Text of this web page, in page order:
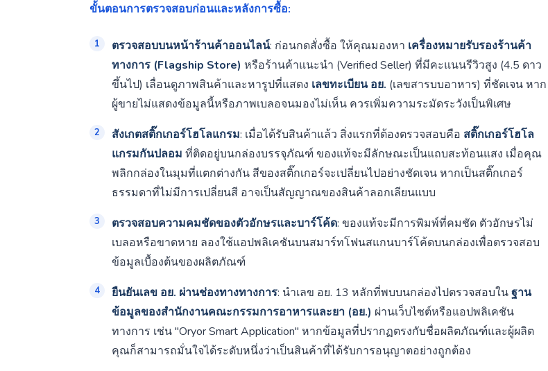
ขั้นตอนการตรวจสอบก่อนและหลังการซื้อ:
ตรวจสอบบนหน้าร้านค้าออนไลน์: ก่อนกดสั่งซื้อ ให้คุณมองหา เครื่องหมายรับรองร้านค้า
ทางการ (Flagship Store) หรือร้านค้าแนะนำ (Verified Seller) ที่มีคะแนนรีวิวสูง (4.5 ดาว
ขึ้นไป) เลื่อนดูภาพสินค้าและหารูปที่แสดง เลขทะเบียน อย. (เลขสารบบอาหาร) ที่ชัดเจน หาก
ผู้ขายไม่แสดงข้อมูลนี้หรือภาพเบลอจนมองไม่เห็น ควรเพิ่มความระมัดระวังเป็นพิเศษ
สังเกตสติ๊กเกอร์โฮโลแกรม: เมื่อได้รับสินค้าแล้ว สิ่งแรกที่ต้องตรวจสอบคือ สติ๊กเกอร์โฮโล
แกรมกันปลอม ที่ติดอยู่บนกล่องบรรจุภัณฑ์ ของแท้จะมีลักษณะเป็นแถบสะท้อนแสง เมื่อคุณ
พลิกกล่องในมุมที่แตกต่างกัน สีของสติ๊กเกอร์จะเปลี่ยนไปอย่างชัดเจน หากเป็นสติ๊กเกอร์
ธรรมดาที่ไม่มีการเปลี่ยนสี อาจเป็นสัญญาณของสินค้าลอกเลียนแบบ
ตรวจสอบความคมชัดของตัวอักษรและบาร์โค้ด: ของแท้จะมีการพิมพ์ที่คมชัด ตัวอักษรไม่
เบลอหรือขาดหาย ลองใช้แอปพลิเคชันบนสมาร์ทโฟนสแกนบาร์โค้ดบนกล่องเพื่อตรวจสอบ
ข้อมูลเบื้องต้นของผลิตภัณฑ์
ยืนยันเลข อย. ผ่านช่องทางทางการ: นำเลข อย. 13 หลักที่พบบนกล่องไปตรวจสอบในฐาน
ข้อมูลของสำนักงานคณะกรรมการอาหารและยา (อย.) ผ่านเว็บไซต์หรือแอปพลิเคชัน
ทางการ เช่น "Oryor Smart Application" หากข้อมูลที่ปรากฏตรงกับชื่อผลิตภัณฑ์และผู้ผลิต
คุณก็สามารถมั่นใจได้ระดับหนึ่งว่าเป็นสินค้าที่ได้รับการอนุญาตอย่างถูกต้อง